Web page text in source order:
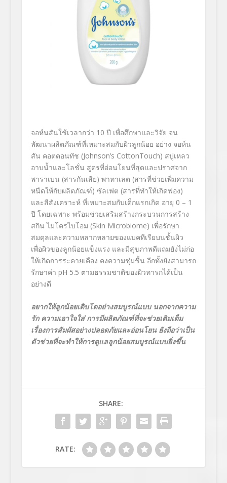
จอห์นสันใช้เวลากว่า 10 ปี เพื่อศึกษาและวิจัย จน
พัฒนาผลิตภัณฑ์ที่เหมาะสมกับผิวลูกน้อย อย่าง จอห์น
สัน คอตตอนทัช (Johnson’s CottonTouch) สบู่เหลว
อาบน้ำและโลชั่น สูตรที่อ่อนโยนที่สุดและปราศจาก
พาราเบน (สารกันเสีย) พาทาเลต (สารที่ช่วยเพิ่มความ
หนืดให้กับผลิตภัณฑ์) ซัลเฟต (สารที่ทำให้เกิดฟอง)
และสีสังเคราะห์ ที่เหมาะสมกับเด็กแรกเกิด อายุ 0 – 1
ปี โดยเฉพาะ พร้อมช่วยเสริมสร้างกระบวนการสร้าง
สกิน ไมโครไบโอม (Skin Microbiome) เพื่อรักษา
สมดุลและความหลากหลายของแบคทีเรียบนชั้นผิว
เพื่อผิวของลูกน้อยแข็งแรง และมีสุขภาพดีแถมยังไม่ก่อ
ให้เกิดการระคายเคือง คงความชุ่มชื้น อีกทั้งยังสามารถ
รักษาค่า pH 5.5 ตามธรรมชาติของผิวทารกได้เป็น
อย่างดี
อยากให้ลูกน้อยเติบโตอย่างสมบูรณ์แบบ นอกจากความ
รัก ความเอาใจใส่ การมีผลิตภัณฑ์ที่จะช่วยเติมเต็ม
เรื่องการสัมผัสอย่างปลอดภัยและอ่อนโยน ยังถือว่าเป็น
ตัวช่วยที่จะทำให้การดูแลลูกน้อยสมบูรณ์แบบยิ่งขึ้น
SHARE:
RATE: